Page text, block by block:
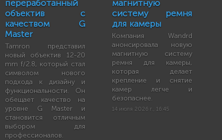
переработанный
объектив с
качеством G
Master
Tamron представил
новый объектив 12-20
mm f/2.8, который стал
символом нового
подхода к дизайну и
функциональности. Он
обещает качество на
уровне G Master и
становится отличным
выбором для
профессионалов.
магнитную
систему ремня
для камеры
Компания Wandrd
анонсировала новую
магнитную систему
ремня для камеры,
которая делает
крепление и снятие
камер легче и
безопаснее.
14 июля 2026 г., 16:45